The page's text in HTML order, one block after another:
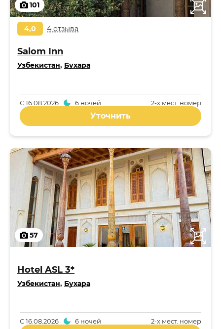
101
4,0 4 отзыва
Salom Inn
Узбекистан, Бухара
2-x мест. номер
С16.08.2026 6 ночей
Уточнить
57
Hotel ASL 3*
Узбекистан, Бухара
2-x мест. номер
С16.08.2026 6 ночей